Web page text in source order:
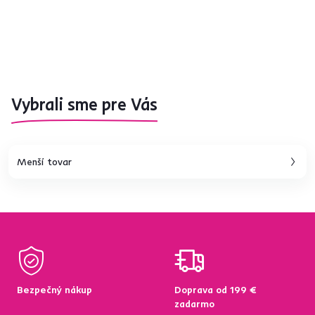
Vybrali sme pre Vás
Menší tovar
Bezpečný nákup
Doprava od 199 €
zadarmo